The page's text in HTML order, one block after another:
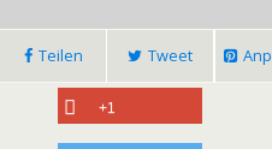
Teilen Tweet
+1